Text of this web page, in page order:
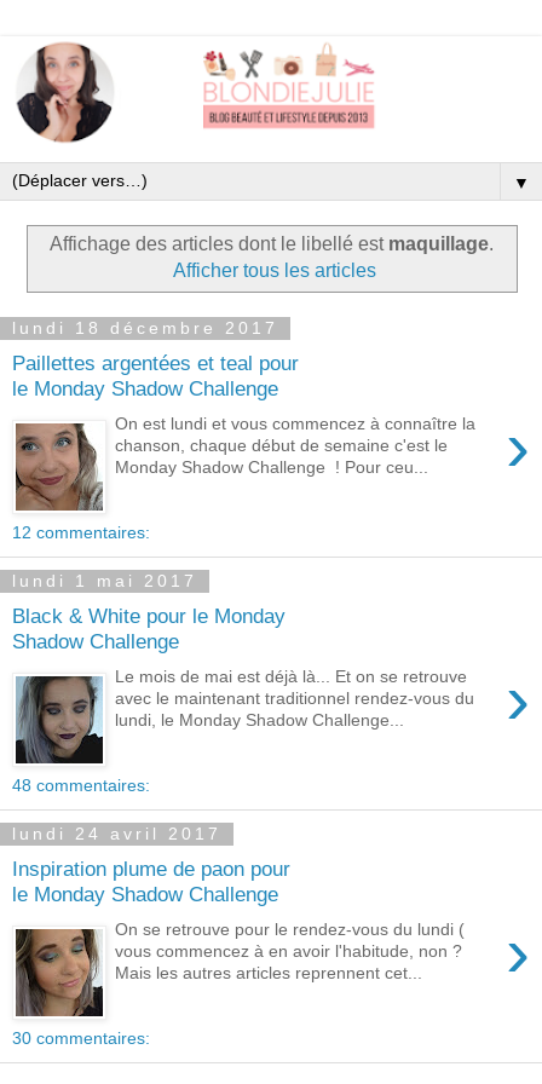
▼
Affichage des articles dont le libellé est maquillage.
Afficher tous les articles
lundi 18 décembre 2017
Paillettes argentées et teal pour
le Monday Shadow Challenge
›
On est lundi et vous commencez à connaître la
chanson, chaque début de semaine c'est le
Monday Shadow Challenge ! Pour ceu...
12 commentaires:
lundi 1 mai 2017
Black & White pour le Monday
Shadow Challenge
›
Le mois de mai est déjà là... Et on se retrouve
avec le maintenant traditionnel rendez-vous du
lundi, le Monday Shadow Challenge...
48 commentaires:
lundi 24 avril 2017
Inspiration plume de paon pour
le Monday Shadow Challenge
›
On se retrouve pour le rendez-vous du lundi (
vous commencez à en avoir l'habitude, non ?
Mais les autres articles reprennent cet...
30 commentaires: